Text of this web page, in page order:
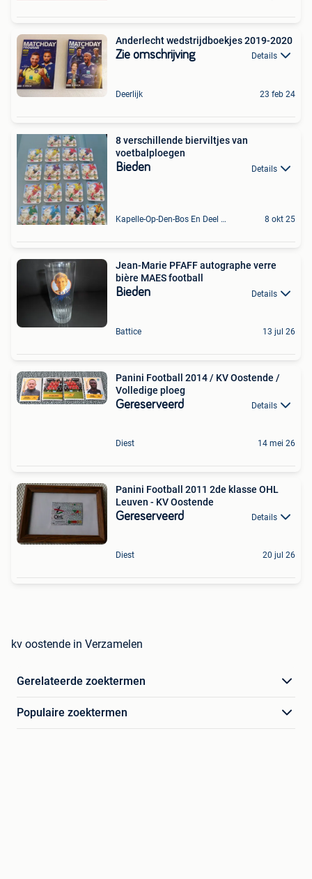
Anderlecht wedstrijdboekjes 2019-2020
Zie omschrijving Details
Deerlijk 23 feb 24
8 verschillende bierviltjes van
voetbalploegen
Bieden Details
Kapelle-Op-Den-Bos En Deel Van Zemst 8 okt 25
Jean-Marie PFAFF autographe verre
bière MAES football
Bieden Details
Battice 13 jul 26
Panini Football 2014 / KV Oostende /
Volledige ploeg
Gereserveerd Details
Diest 14 mei 26
Panini Football 2011 2de klasse OHL
Leuven - KV Oostende
Gereserveerd Details
Diest 20 jul 26
kv oostende in Verzamelen
Gerelateerde zoektermen
Populaire zoektermen